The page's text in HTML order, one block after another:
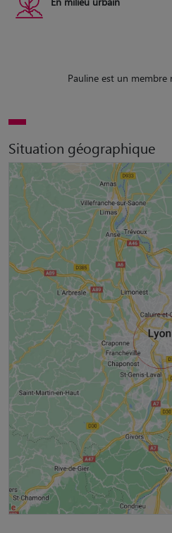
Pauline est un membre
Situation géographique